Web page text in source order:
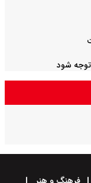
توجه شود